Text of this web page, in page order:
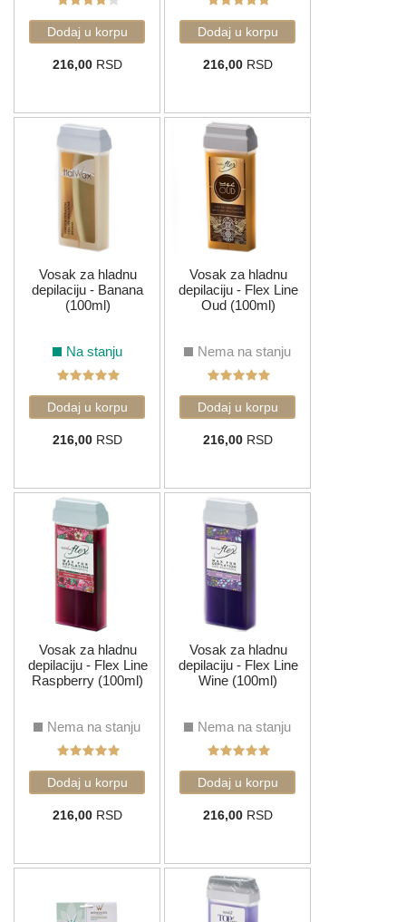
216,00RSD 216,00RSD
Vosak za hladnu
depilaciju - Banana
(100ml)
Na stanju
216,00RSD
Vosak za hladnu
depilaciju - Flex Line
Oud (100ml)
Nema na stanju
216,00RSD
Vosak za hladnu
depilaciju - Flex Line
Raspberry (100ml)
Nema na stanju
216,00RSD
Vosak za hladnu
depilaciju - Flex Line
Wine (100ml)
Nema na stanju
216,00RSD